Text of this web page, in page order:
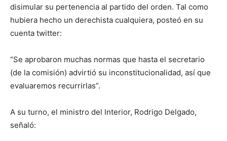
disimular su pertenencia al partido del orden. Tal como
hubiera hecho un derechista cualquiera, posteó en su
cuenta twitter:
“Se aprobaron muchas normas que hasta el secretario
(de la comisión) advirtió su inconstitucionalidad, así que
evaluaremos recurrirlas”.
A su turno, el ministro del Interior, Rodrigo Delgado,
señaló: